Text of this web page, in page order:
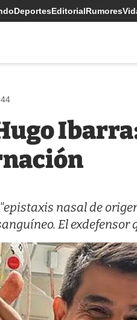
DeportesEditorialRumores
nasal de
El